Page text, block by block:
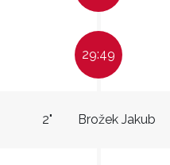
29:49
Brožek Jakub
2"